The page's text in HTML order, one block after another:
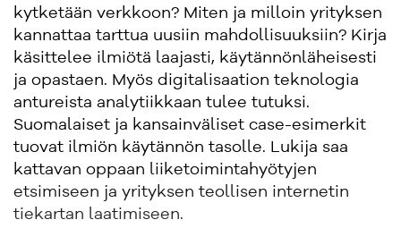
kytketään verkkoon? Miten ja milloin yrityksen
kannattaa tarttua uusiin mahdollisuuksiin? Kirja
käsittelee ilmiötä laajasti, käytännönläheisesti
ja opastaen. Myös digitalisaation teknologia
antureista analytiikkaan tulee tutuksi.
Suomalaiset ja kansainväliset case-esimerkit
tuovat ilmiön käytännön tasolle. Lukija saa
kattavan oppaan liiketoimintahyötyjen
etsimiseen ja yrityksen teollisen internetin
tiekartan laatimiseen.